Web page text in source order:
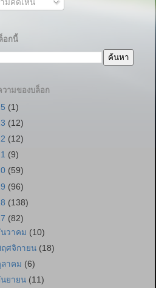
มคิดเห็น
อกนี้
วามของบล็อก
(1)
(12)
(12)
(9)
(59)
(96)
(138)
(82)
วาคม (10)
ศจิกายน (18)
าคม (6)
ยายน (11)